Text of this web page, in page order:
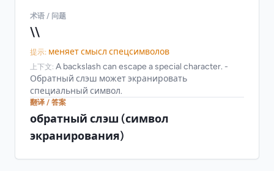
术语 / 问题
\\
提示: меняет смысл спецсимволов
上下文: A backslash can escape a special character. -
Обратный слэш может экранировать
специальный символ.
翻译 / 答案
обратный слэш (символ
экранирования)